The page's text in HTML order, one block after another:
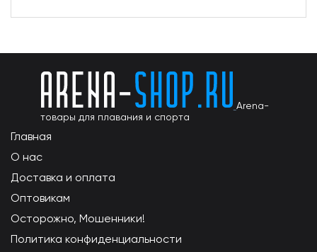
Arena-
товары для плавания и спорта
Главная
О нас
Доставка и оплата
Оптовикам
Осторожно, Мошенники!
Политика конфиденциальности